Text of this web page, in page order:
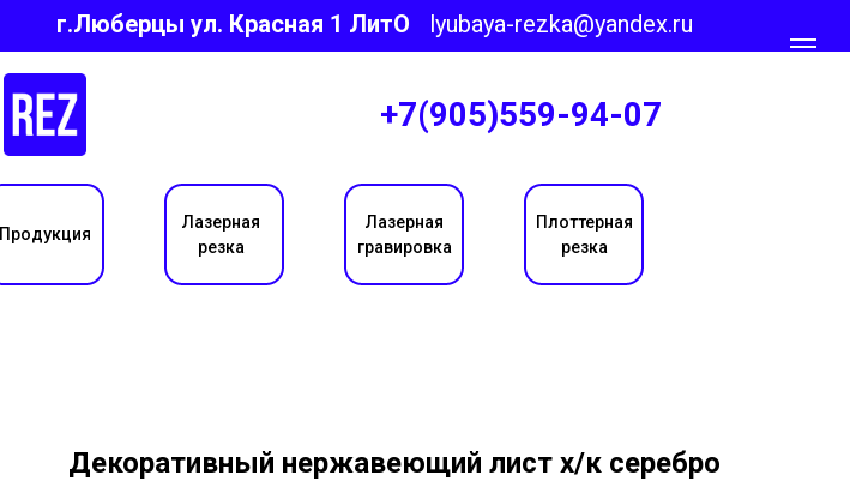
г.Люберцы ул. Красная 1 ЛитО lyubaya-rezka@yandex.ru
+7(905)559-94-07
Продукция
Лазерная
резка
Лазерная
гравировка
Плоттерная
резка
Декоративный нержавеющий лист х/к серебро